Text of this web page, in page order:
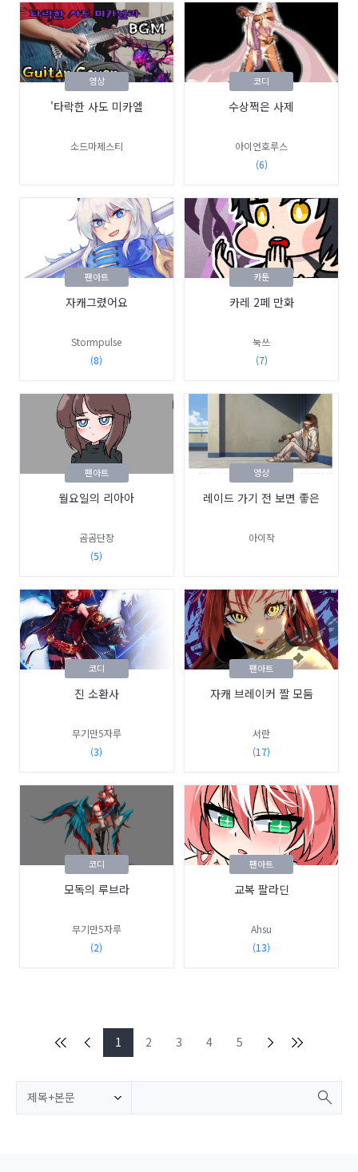
'타락한 사도 미카엘
소드마제스티
영상
수상쩍은 사제
아이언호루스
(6)
코디
자캐그렸어요
Stormpulse
(8)
팬아트
카레 2페 만화
눅쓰
(7)
카툰
월요일의 리아아
곰곰단장
(5)
팬아트
레이드 가기 전 보면 좋은
아이작
영상
진 소환사
무기만5자루
(3)
코디
자캐 브레이커 짤 모둠
서란
(17)
팬아트
모독의 루브라
무기만5자루
(2)
코디
교복 팔라딘
Ahsu
(13)
팬아트
1 2 3 4 5
제목+본문